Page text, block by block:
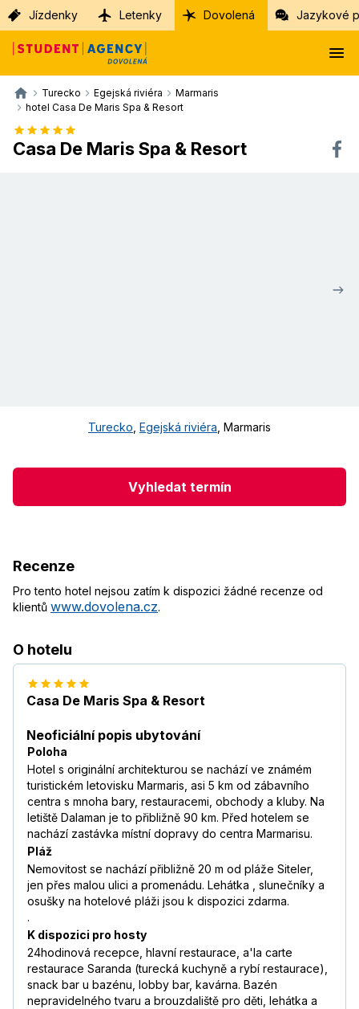
Jízdenky Letenky Dovolená Jazykové
Turecko Egejská riviéra
Marmaris
hotel Casa De Maris Spa & Resort
Casa De Maris Spa & Resort
Turecko Egejská riviéra Marmaris
Vyhledat termín
Recenze
Pro tento hotel nejsou zatím k dispozici žádné recenze od
klientů www.dovolena.cz.
O hotelu
Casa De Maris Spa & Resort
Neoficiální popis ubytování
Poloha
Hotel s originální architekturou se nachází ve známém
turistickém letovisku Marmaris, asi 5 km od zábavního
centra s mnoha bary, restauracemi, obchody a kluby. Na
letiště Dalaman je to přibližně 90 km. Před hotelem se
nachází zastávka místní dopravy do centra Marmarisu.
Pláž
Nemovitost se nachází přibližně 20 m od pláže Siteler,
jen přes malou ulici a promenádu. Lehátka , slunečníky a
osušky na hotelové pláži jsou k dispozici zdarma.
.
K dispozici pro hosty
24hodinová recepce, hlavní restaurace, a'la carte
restaurace Saranda (turecká kuchyně a rybí restaurace),
snack bar u bazénu, lobby bar, kavárna. Bazén
nepravidelného tvaru a brouzdaliště pro děti, lehátka a